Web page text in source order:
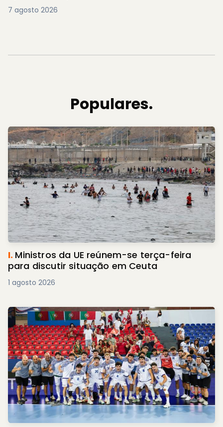
7 agosto 2026
Populares.
I. Ministros da UE reúnem-se terça-feira
para discutir situação em Ceuta
1 agosto 2026